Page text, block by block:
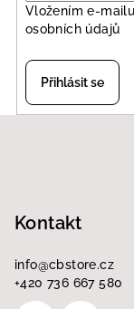
Vložením e-
osobních údajů
Přihlásit se
Kontakt
info@cbstore.cz
+420 736 667 580